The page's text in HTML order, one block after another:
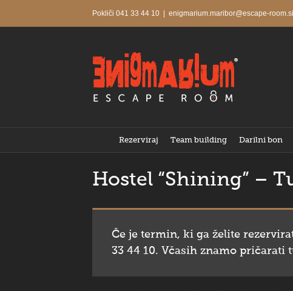
content
Pokliči 041 33 44 10 enigmarium.maribor@escape-room.si
Rezerviraj Team building Darilni bon
Hostel “Shining” –
Če je termin, ki ga želite
33 44 10. Včasih znamo pričarati